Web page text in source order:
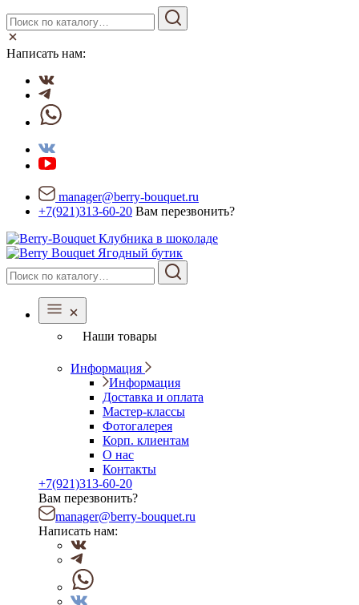
Написать нам:
manager@berry-bouquet.ru
+7(921)313-60-20 Вам перезвонить?
Ягодный бутик
Наши товары
Информация
Информация
Доставка и оплата
Мастер-классы
Фотогалерея
Корп. клиентам
О нас
Контакты
+7(921)313-60-20
Вам перезвонить?
manager@berry-bouquet.ru
Написать нам: